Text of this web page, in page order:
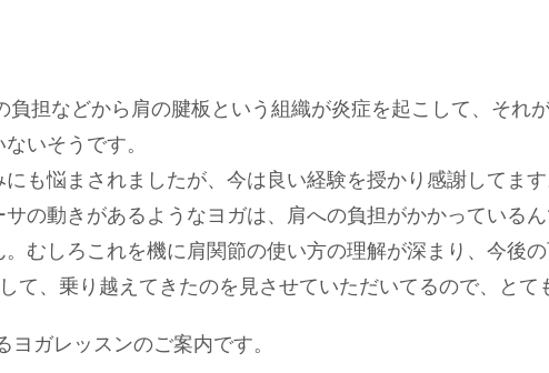
担などから肩の腱板という組織が炎症を起こして、それ
いそうです。
も悩まされましたが、今は良い経験を授かり感謝してます
の動きがあるようなヨガは、肩への負担がかかっているん
むしろこれを機に肩関節の使い方の理解が深まり、今後の
、乗り越えてきたのを見させていただいてるので、とて
ガレッスンのご案内です。